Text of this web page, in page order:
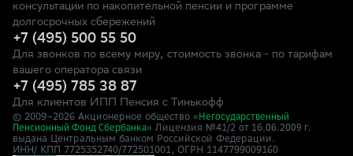
консультации по накопительной пенсии и программе
долгосрочных сбережений
+7 (495) 500 55 50
Для звонков по всему миру, стоимость звонка - по тарифам
вашего оператора связи
+7 (495) 785 38 87
Для клиентов ИПП Пенсия с Тинькофф
© 2009–2026 Акционерное общество « Негосударственный
Пенсионный Фонд Сбербанка» Лицензия №41/2 от 16.06.2009 г.
выдана Центральным банком Российской Федерации.
ИНН/ КПП 7725352740/772501001, ОГРН 1147799009160